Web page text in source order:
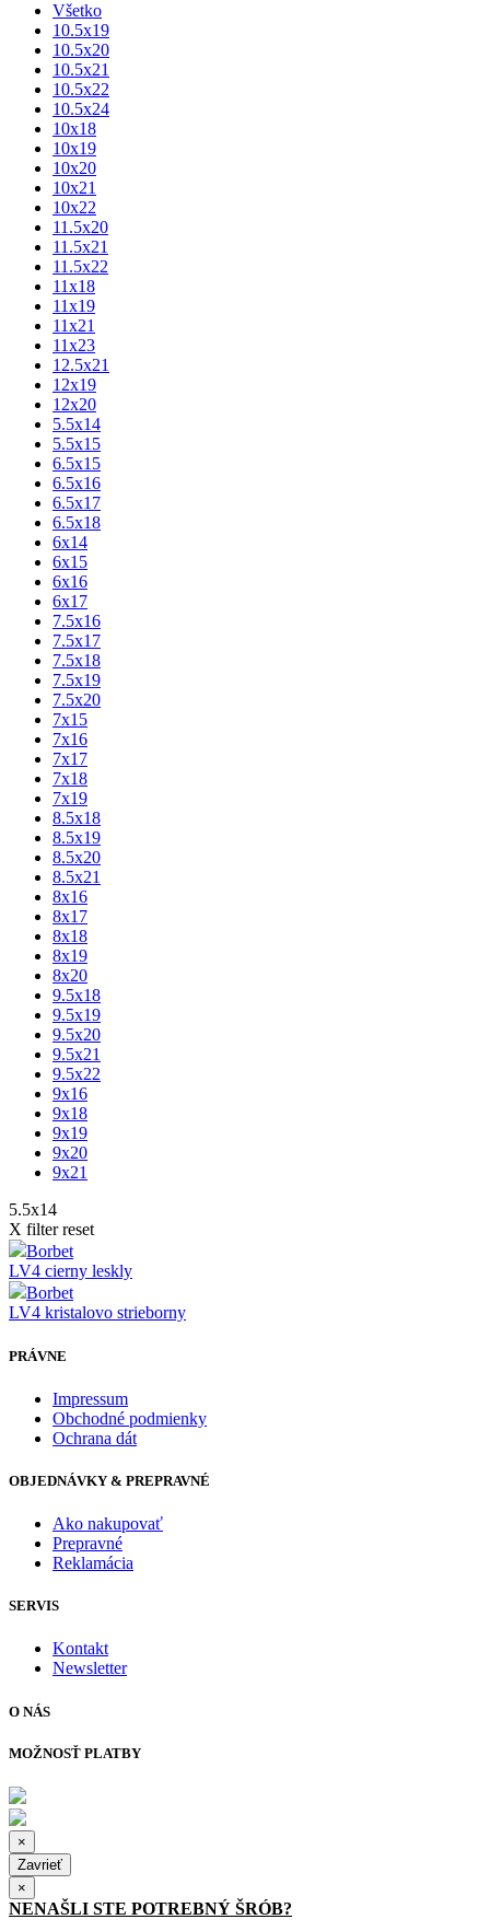
Všetko
10.5x19
10.5x20
10.5x21
10.5x22
10.5x24
10x18
10x19
10x20
10x21
10x22
11.5x20
11.5x21
11.5x22
11x18
11x19
11x21
11x23
12.5x21
12x19
12x20
5.5x14
5.5x15
6.5x15
6.5x16
6.5x17
6.5x18
6x14
6x15
6x16
6x17
7.5x16
7.5x17
7.5x18
7.5x19
7.5x20
7x15
7x16
7x17
7x18
7x19
8.5x18
8.5x19
8.5x20
8.5x21
8x16
8x17
8x18
8x19
8x20
9.5x18
9.5x19
9.5x20
9.5x21
9.5x22
9x16
9x18
9x19
9x20
9x21
5.5x14
X filter reset
Borbet
LV4 cierny leskly
Borbet
LV4 kristalovo strieborny
PRÁVNE
Impressum
Obchodné podmienky
Ochrana dát
OBJEDNÁVKY & PREPRAVNÉ
Ako nakupovať
Prepravné
Reklamácia
SERVIS
Kontakt
Newsletter
O NÁS
MOŽNOSŤ PLATBY
×
Zavrieť
×
NENAŠLI STE POTREBNÝ ŠRÓB?